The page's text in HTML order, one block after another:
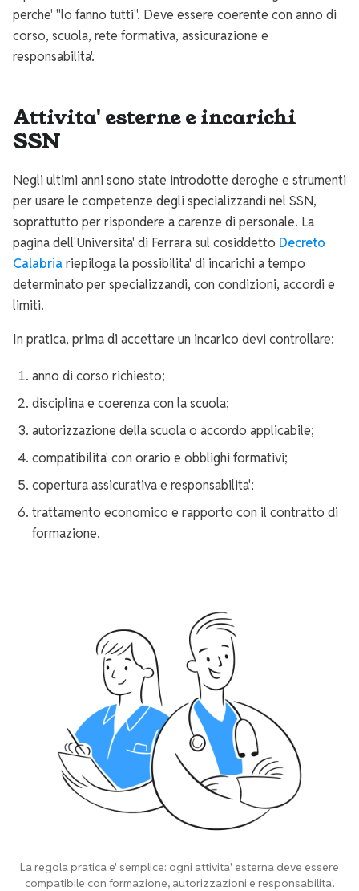
perche' "lo fanno tutti". Deve essere coerente con anno di
corso, scuola, rete formativa, assicurazione e
responsabilita'.
Attivita' esterne e incarichi
SSN
Negli ultimi anni sono state introdotte deroghe e strumenti
per usare le competenze degli specializzandi nel SSN,
soprattutto per rispondere a carenze di personale. La
pagina dell'Universita' di Ferrara sul cosiddetto Decreto
Calabriariepiloga la possibilita' di incarichi a tempo
determinato per specializzandi, con condizioni, accordi e
limiti.
In pratica, prima di accettare un incarico devi controllare:
anno di corso richiesto;
disciplina e coerenza con la scuola;
autorizzazione della scuola o accordo applicabile;
compatibilita' con orario e obblighi formativi;
copertura assicurativa e responsabilita';
trattamento economico e rapporto con il contratto di
formazione.
La regola pratica e' semplice: ogni attivita' esterna deve essere
compatibile con formazione, autorizzazioni e responsabilita'.